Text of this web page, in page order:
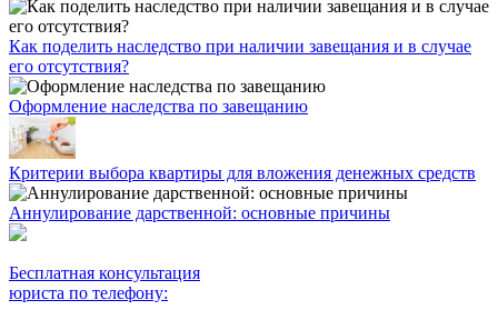
Как поделить наследство при наличии завещания и в случае
его отсутствия?
Оформление наследства по завещанию
Критерии выбора квартиры для вложения денежных средств
Аннулирование дарственной: основные причины
Бесплатная консультация
юриста по телефону: